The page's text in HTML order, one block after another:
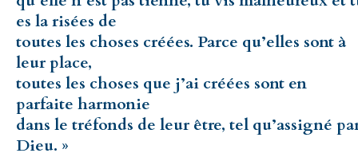
es la risées de
toutes les choses créées. Parce qu’elles sont à
leur place,
toutes les choses que j’ai créées sont en
parfaite harmonie
dans le tréfonds de leur être, tel qu’assigné
Dieu. »